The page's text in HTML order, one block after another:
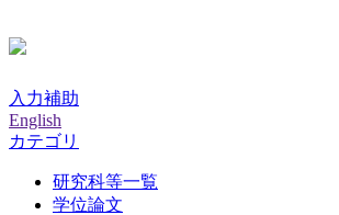
入力補助
English
カテゴリ
研究科等一覧
学位論文